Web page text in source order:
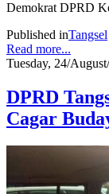
Demokrat DPRD
Published inTangsel
Read more...
Tuesday, 24/
DPRD
Cagar